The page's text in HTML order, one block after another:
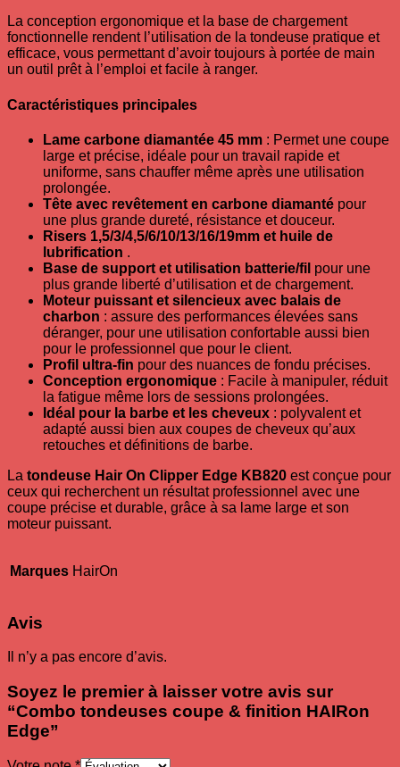
La conception ergonomique et la base de chargement
fonctionnelle rendent l’utilisation de la tondeuse pratique et
efficace, vous permettant d’avoir toujours à portée de main
un outil prêt à l’emploi et facile à ranger.
Caractéristiques principales
Lame carbone diamantée 45 mm : Permet une coupe
large et précise, idéale pour un travail rapide et
uniforme, sans chauffer même après une utilisation
prolongée.
Tête avec revêtement en carbone diamanté pour
une plus grande dureté, résistance et douceur.
Risers 1,5/3/4,5/6/10/13/16/19mm et huile de
lubrification .
Base de support et utilisation batterie/fil pour une
plus grande liberté d’utilisation et de chargement.
Moteur puissant et silencieux avec balais de
charbon : assure des performances élevées sans
déranger, pour une utilisation confortable aussi bien
pour le professionnel que pour le client.
Profil ultra-fin pour des nuances de fondu précises.
Conception ergonomique : Facile à manipuler, réduit
la fatigue même lors de sessions prolongées.
Idéal pour la barbe et les cheveux : polyvalent et
adapté aussi bien aux coupes de cheveux qu’aux
retouches et définitions de barbe.
La tondeuse Hair On Clipper Edge KB820 est conçue pour
ceux qui recherchent un résultat professionnel avec une
coupe précise et durable, grâce à sa lame large et son
moteur puissant.
Marques HairOn
Avis
Il n’y a pas encore d’avis.
Soyez le premier à laisser votre avis sur
“Combo tondeuses coupe & finition HAIRon
Edge”